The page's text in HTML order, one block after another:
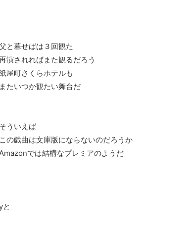
と暮せばは３回観た
演されればまた観るだろう
屋町さくらホテルも
またいつか観たい舞台だ
そういえば
この戯曲は文庫版にならないのだろうか
では結構なプレミアのようだ
と